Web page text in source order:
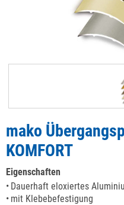
mako
KOMFORT
Eigenschaften
Dauerhaft eloxiertes
mit Klebebefestigung